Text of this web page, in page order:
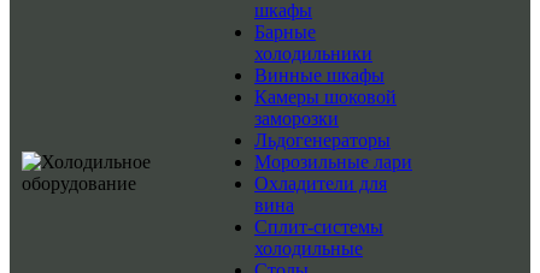
шкафы
Барные
холодильники
Винные шкафы
Камеры шоковой
заморозки
Льдогенераторы
Морозильные лари
Охладители для
вина
Сплит-системы
холодильные